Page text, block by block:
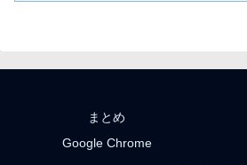
まとめ
Google Chrome